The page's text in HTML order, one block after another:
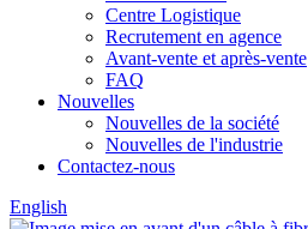
Centre Logistique
Recrutement en agence
Avant-vente et après-vente
FAQ
Nouvelles
Nouvelles de la société
Nouvelles de l'industrie
Contactez-nous
English